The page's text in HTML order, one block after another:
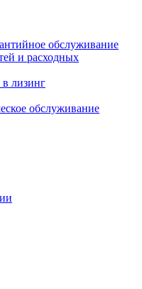
обслуживание
и расходных
лизинг
обслуживание